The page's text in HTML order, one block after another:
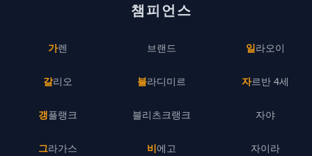
챔피언스
가렌
갈리오
갱플랭크
그라가스
브랜드
블라디미르
블리츠크랭크
비에고
일라오이
자르반 4세
자야
자이라